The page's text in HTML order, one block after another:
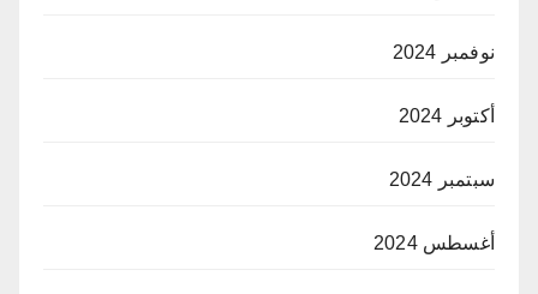
نوفمبر 2024
أكتوبر 2024
سبتمبر 2024
أغسطس 2024